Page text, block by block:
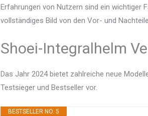
Erfahrungen von Nutzern sind ein wichtiger
vollständiges Bild von den Vor- und
Shoei-Integralhelm
Das Jahr 2024 bietet zahlreiche neue
Testsieger und Bestseller vor.
BESTSELLER NO. 5